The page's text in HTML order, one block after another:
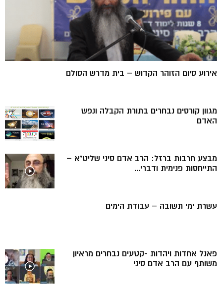
אירוע סיום הזוהר הקדוש – בית מדרש הסולם
מגוון קורסים נבחרים בתורת הקבלה ונפש
האדם
מבצע חרבות ברזל: הרב אדם סיני שליט”א –
התייחסות פנימית ודברי...
עשרת ימי תשובה – עבודת הימים
פאנל אחדות ויהדות -קטעים נבחרים מראיון
משותף עם הרב אדם סיני